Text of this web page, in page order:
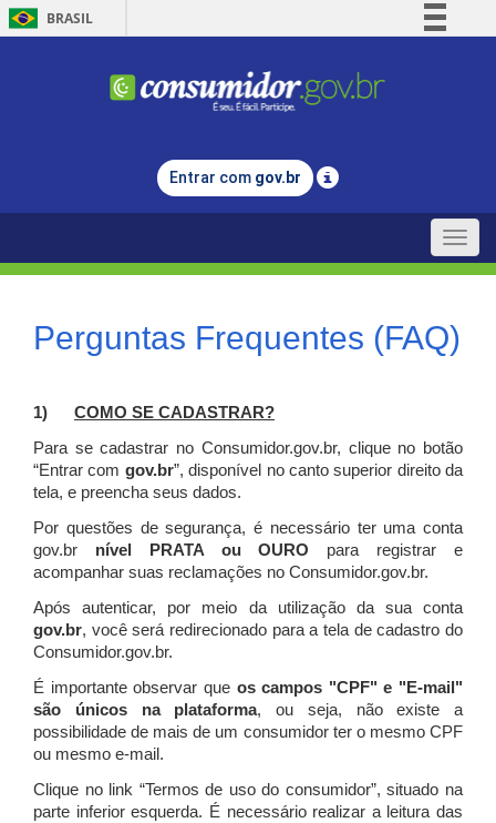
BRASIL
Comunica BR
Legislação
Entrar com gov.br
Toggle
Perguntas Frequentes (FAQ)
1) COMO SE CADASTRAR?
Para se cadastrar no Consumidor.gov.br, clique no botão
“Entrar com gov.br”, disponível no canto superior direito da
tela, e preencha seus dados.
Por questões de segurança, é necessário ter uma conta
gov.br nível PRATA ou OURO para registrar e
acompanhar suas reclamações no Consumidor.gov.br.
Após autenticar, por meio da utilização da sua conta
gov.br, você será redirecionado para a tela de cadastro do
Consumidor.gov.br.
É importante observar que os campos "CPF" e "E-mail"
são únicos na plataforma, ou seja, não existe a
possibilidade de mais de um consumidor ter o mesmo CPF
ou mesmo e-mail.
Clique no link “Termos de uso do consumidor”, situado na
parte inferior esquerda. É necessário realizar a leitura das